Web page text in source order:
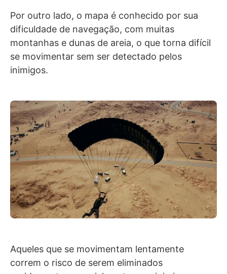
Por outro lado, o mapa é conhecido por sua
dificuldade de navegação, com muitas
montanhas e dunas de areia, o que torna difícil
se movimentar sem ser detectado pelos
inimigos.
Aqueles que se movimentam lentamente
correm o risco de serem eliminados